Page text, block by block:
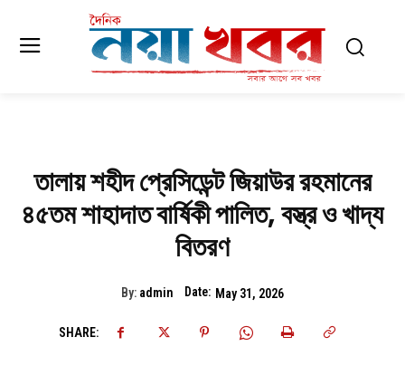
তালায় শহীদ প্রেসিডেন্ট জিয়াউর রহমানের
৪৫তম শাহাদাত বার্ষিকী পালিত, বস্ত্র ও খাদ্য
বিতরণ
By: admin Date: May 31, 2026
SHARE: